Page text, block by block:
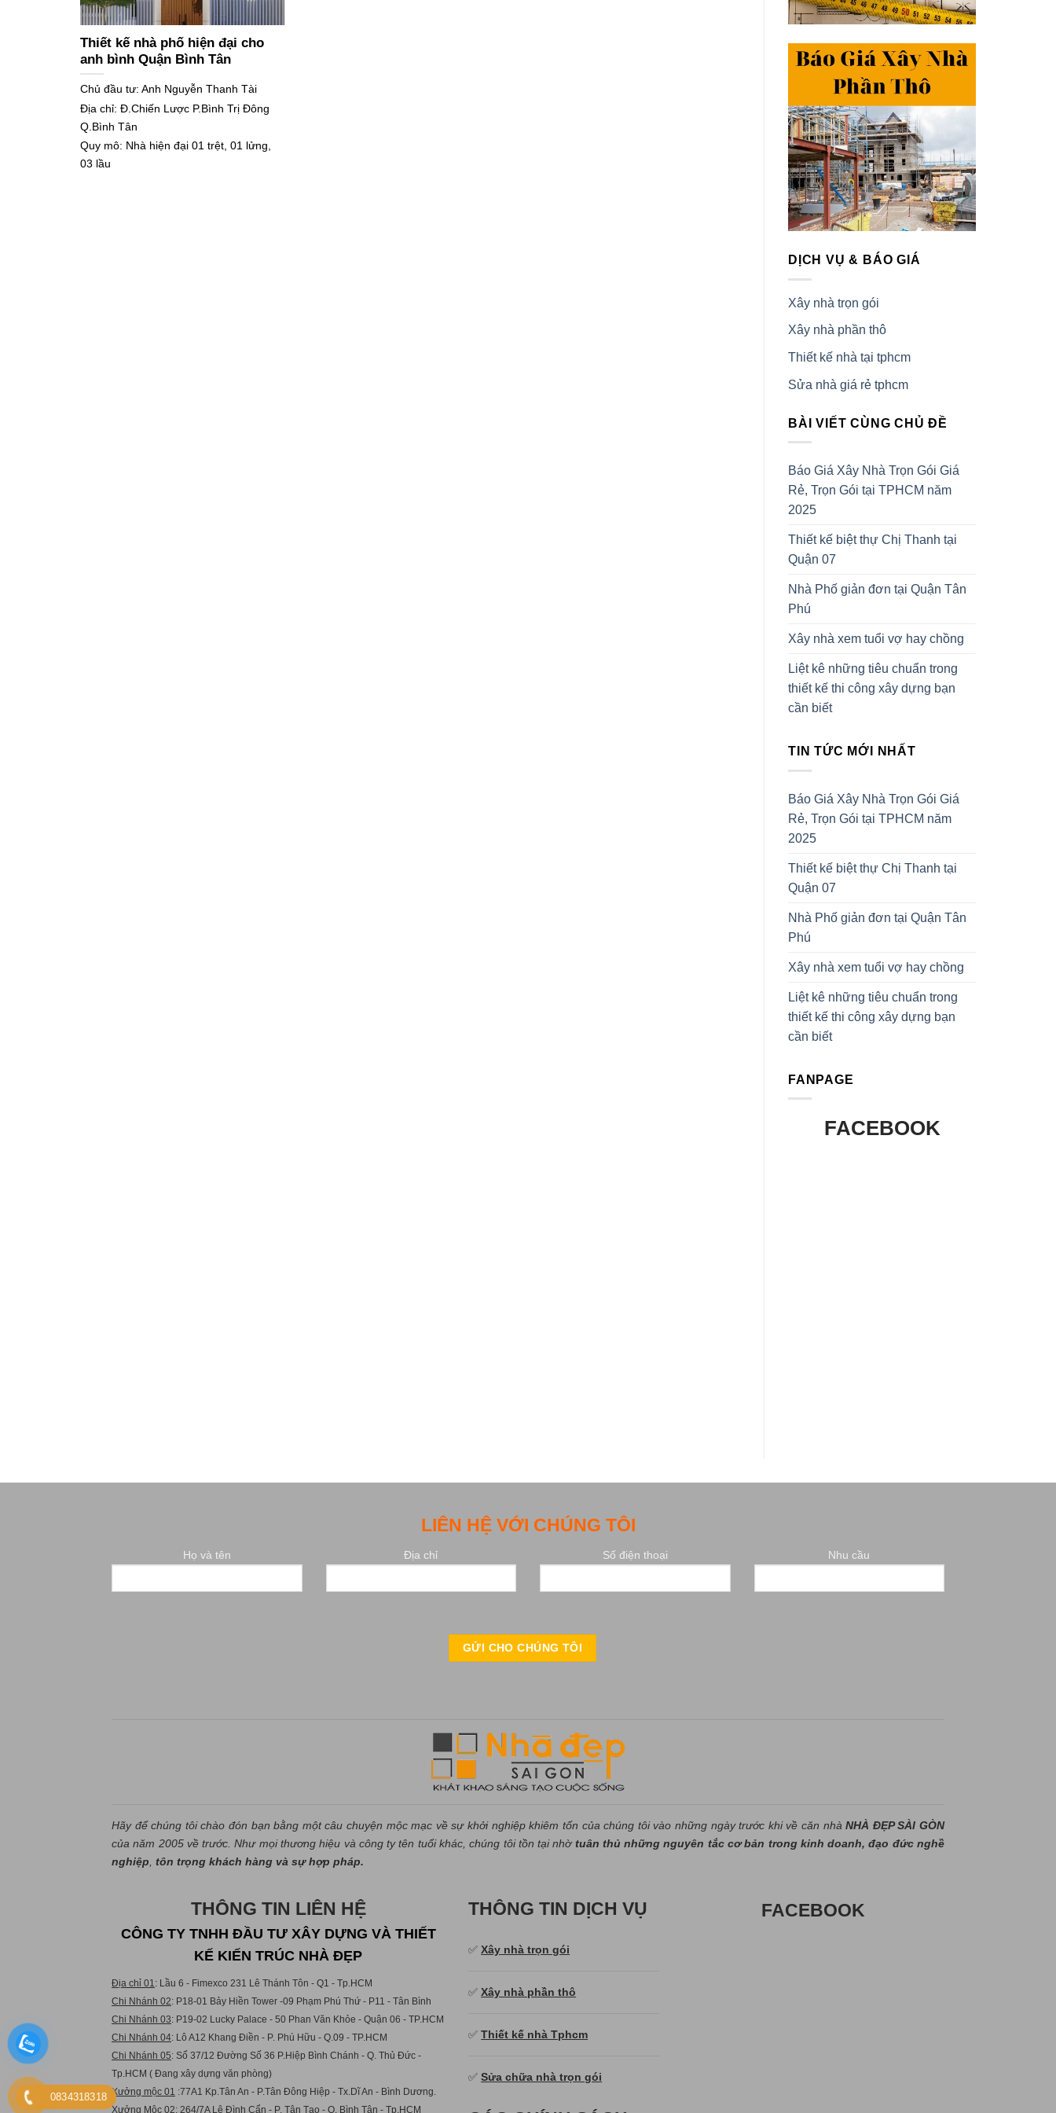
Thiết kế nhà phố hiện đại cho
anh bình Quận Bình Tân
Chủ đầu tư: Anh Nguyễn Thanh Tài
Địa chỉ: Đ.Chiến Lược P.Bình Trị Đông
Q.Bình Tân
Quy mô: Nhà hiện đại 01 trệt, 01 lửng,
03 lầu
DỊCH VỤ & BÁO GIÁ
Xây nhà trọn gói
Xây nhà phần thô
Thiết kế nhà tại tphcm
Sửa nhà giá rẻ tphcm
BÀI VIẾT CÙNG CHỦ ĐỀ
Báo Giá Xây Nhà Trọn Gói Giá
Rẻ, Trọn Gói tại TPHCM năm
2025
Thiết kế biệt thự Chị Thanh tại
Quận 07
Nhà Phố giản đơn tại Quận Tân
Phú
Xây nhà xem tuổi vợ hay chồng
Liệt kê những tiêu chuẩn trong
thiết kế thi công xây dựng bạn
cần biết
TIN TỨC MỚI NHẤT
Báo Giá Xây Nhà Trọn Gói Giá
Rẻ, Trọn Gói tại TPHCM năm
2025
Thiết kế biệt thự Chị Thanh tại
Quận 07
Nhà Phố giản đơn tại Quận Tân
Phú
Xây nhà xem tuổi vợ hay chồng
Liệt kê những tiêu chuẩn trong
thiết kế thi công xây dựng bạn
cần biết
FANPAGE
FACEBOOK
LIÊN HỆ VỚI CHÚNG TÔI
Họ và tên Địa chỉ Số điện thoại Nhu cầu
Hãy để chúng tôi chào đón bạn bằng một câu chuyện mộc mạc về sự khởi nghiệp khiêm tốn của chúng tôi vào những ngày trước khi về căn nhàNHÀ ĐẸP SÀI GÒN
của năm 2005 về trước. Như mọi thương hiệu và công ty tên tuổi khác, chúng tôi tồn tại nhờ tuân thủ những nguyên tắc cơ bản trong kinh doanh, đạo đức nghề
nghiệp tôn trọng khách hàng và sự hợp pháp.
THÔNG TIN LIÊN HỆ
CÔNG TY TNHH ĐẦU TƯ XÂY DỰNG VÀ THIẾT
KẾ KIẾN TRÚC NHÀ ĐẸP
Địa chỉ 01 : Lầu 6 - Fimexco 231 Lê Thánh Tôn - Q1 - Tp.HCM
Chi Nhánh 02: P18-01 Bảy Hiền Tower -09 Phạm Phú Thứ - P11 - Tân Bình
Chi Nhánh 03: P19-02 Lucky Palace - 50 Phan Văn Khỏe - Quận 06 - TP.HCM
Chi Nhánh 04: Lô A12 Khang Điền - P. Phú Hữu - Q.09 - TP.HCM
Chi Nhánh 05: Số 37/12 Đường Số 36 P.Hiệp Bình Chánh - Q. Thủ Đức -
Tp.HCM ( Đang xây dựng văn phòng)
Xưởng mộc 01
:77A1 Kp.Tân An - P.Tân Đông Hiệp - Tx.Dĩ An - Bình Dương.
Xưởng Mộc 02: 264/7A Lê Đình Cẩn - P. Tân Tạo - Q. Bình Tân - Tp.HCM
THÔNG TIN DỊCH VỤ
✅Xây nhà trọn gói
✅Xây nhà phần thô
✅Thiết kế nhà Tphcm
✅Sửa chữa nhà trọn gói
FACEBOOK
0834318318